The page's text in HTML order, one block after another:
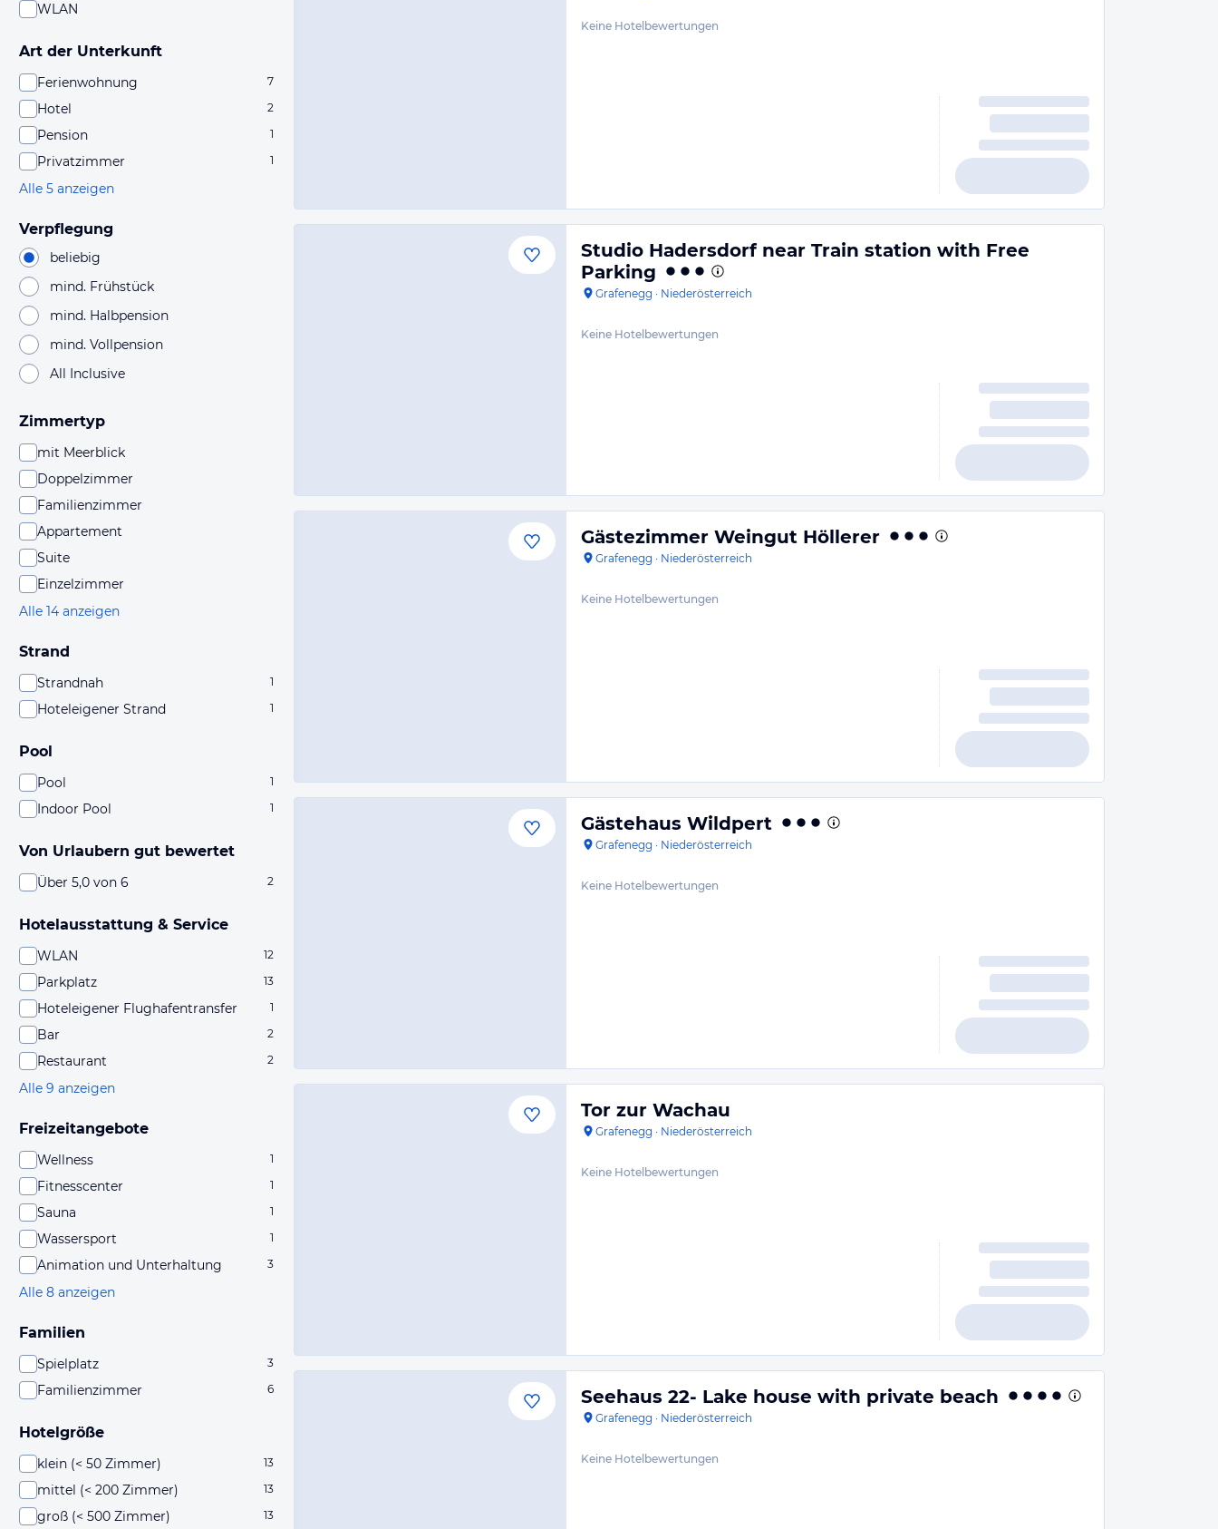
WLAN
Art der Unterkunft
Ferienwohnung 7
Hotel 2
Pension 1
Privatzimmer 1
Alle 5 anzeigen
Verpflegung
beliebig
mind. Frühstück
mind. Halbpension
mind. Vollpension
All Inclusive
Zimmertyp
mit Meerblick
Doppelzimmer
Familienzimmer
Appartement
Suite
Einzelzimmer
Alle 14 anzeigen
Strand
Strandnah 1
Hoteleigener Strand 1
Pool
Pool 1
Indoor Pool 1
Von Urlaubern gut bewertet
Über 5,0 von 6 2
Hotelausstattung & Service
WLAN 12
Parkplatz 13
Hoteleigener Flughafentransfer 1
Bar 2
Restaurant 2
Alle 9 anzeigen
Freizeitangebote
Wellness 1
Fitnesscenter 1
Sauna 1
Wassersport 1
Animation und Unterhaltung 3
Alle 8 anzeigen
Familien
Spielplatz 3
Familienzimmer 6
Hotelgröße
klein (< 50 Zimmer) 13
mittel (< 200 Zimmer) 13
groß (< 500 Zimmer) 13
Keine Hotelbewertungen
Studio Hadersdorf near Train station with Free
Parking
Grafenegg · Niederösterreich
Keine Hotelbewertungen
Gästezimmer Weingut Höllerer
Grafenegg · Niederösterreich
Keine Hotelbewertungen
Gästehaus Wildpert
Grafenegg · Niederösterreich
Keine Hotelbewertungen
Tor zur Wachau
Grafenegg · Niederösterreich
Keine Hotelbewertungen
Seehaus 22- Lake house with private beach
Grafenegg · Niederösterreich
Keine Hotelbewertungen